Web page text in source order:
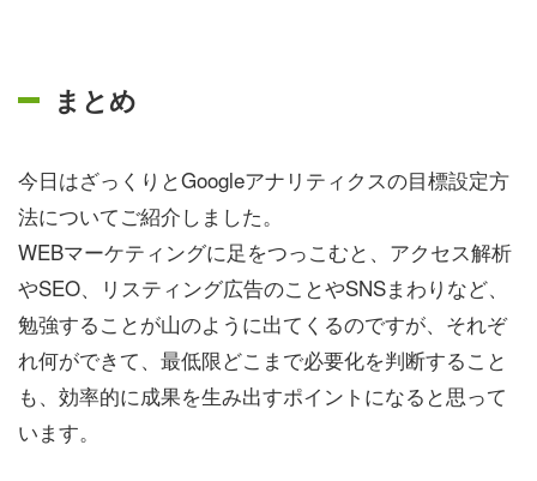
まとめ
今日はざっくりとGoogleアナリティクスの目標設定方
法についてご紹介しました。
WEBマーケティングに足をつっこむと、アクセス解析
やSEO、リスティング広告のことやSNSまわりなど、
勉強することが山のように出てくるのですが、それぞ
れ何ができて、最低限どこまで必要化を判断すること
も、効率的に成果を生み出すポイントになると思って
います。